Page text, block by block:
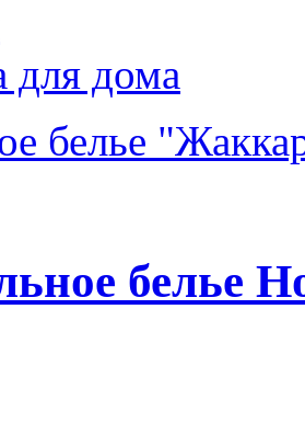
для дома
белье
белье